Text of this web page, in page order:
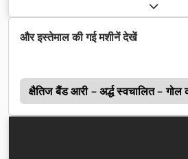
और इस्तेमाल की गई मशीनें देखें
क्षैतिज बैंड आरी – अर्द्ध स्वचालित – गोल